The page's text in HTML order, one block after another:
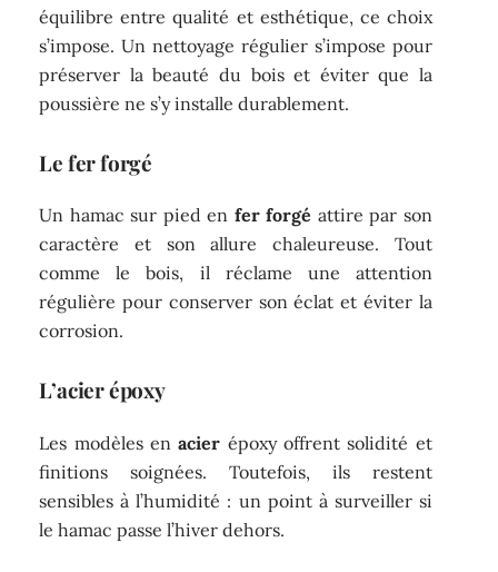
équilibre entre qualité et esthétique, ce choix
s’impose. Un nettoyage régulier s’impose pour
préserver la beauté du bois et éviter que la
poussière ne s’y installe durablement.
Le fer forgé
Un hamac sur pied en fer forgé attire par son
caractère et son allure chaleureuse. Tout
comme le bois, il réclame une attention
régulière pour conserver son éclat et éviter la
corrosion.
L’acier époxy
Les modèles enacier époxy offrent solidité et
finitions soignées. Toutefois, ils restent
sensibles à l’humidité : un point à surveiller si
le hamac passe l’hiver dehors.